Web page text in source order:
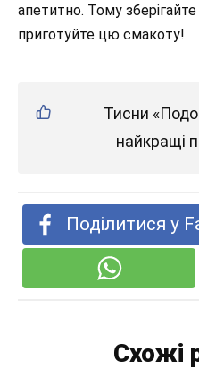
апетитно. Тому
приготуйте цю смакоту!
Тисни
найкращі
Поділитися у
Схожі